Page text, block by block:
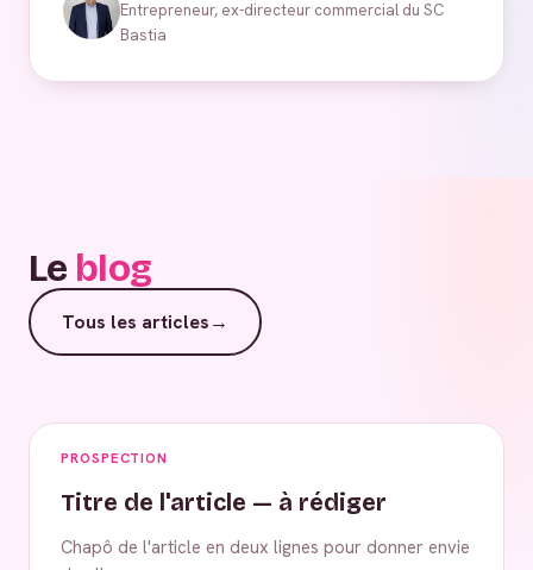
Entrepreneur, ex-directeur commercial du SC
Bastia
Le blog
Tous les articles→
PROSPECTION
Titre de l'article — à rédiger
Chapô de l'article en deux lignes pour donner envie